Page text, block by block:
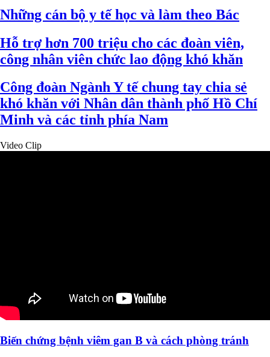
Những cán bộ y tế học và làm theo Bác
Hỗ trợ hơn 700 triệu cho các đoàn viên,
công nhân viên chức lao động khó khăn
Công đoàn Ngành Y tế chung tay chia sẻ
khó khăn với Nhân dân thành phố Hồ Chí
Minh và các tỉnh phía Nam
Video Clip
Biến chứng bệnh viêm gan B và cách phòng tránh